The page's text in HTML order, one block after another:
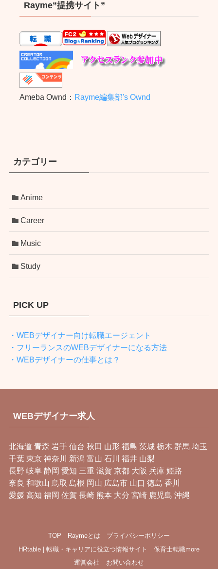
Rayme”提携サイト”
Ameba Ownd： Rayme編集部's Ownd
カテゴリー
Anime
Career
Music
Study
PICK UP
・WEBデザイナー向け転職エージェント
・フリーランスのWEBデザイナーになる方法
・WEBデザイナーの仕事とは？
WEBデザイナー求人
北海道 青森 岩手 仙台 秋田 山形 福島 茨城 栃木 群馬 埼玉
千葉 東京 神奈川 新潟 富山 石川 福井 山梨
長野 岐阜 静岡 愛知 三重 滋賀 京都 大阪 兵庫 姫路
奈良 和歌山 鳥取 島根 岡山 広島市 山口 徳島 香川
愛媛 高知 福岡 佐賀 長崎 熊本 大分 宮崎 鹿児島 沖縄
TOP Raymeとは
プライバシーポリシー
HRtable | 転職・キャリアに役立つ情報サイト
保育士転職more
運営会社
お問い合わせ